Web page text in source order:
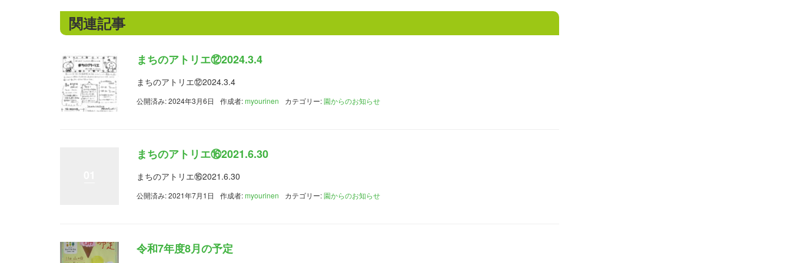
関連記事
まちのアトリエ⑫2024.3.4
まちのアトリエ⑫2024.3.4
公開済み: 2024年3月6日 作成者:myourinen カテゴリー:園からのお知らせ
まちのアトリエ⑯2021.6.30
まちのアトリエ⑯2021.6.30
公開済み: 2021年7月1日 作成者:myourinen カテゴリー:園からのお知らせ
令和7年度8月の予定